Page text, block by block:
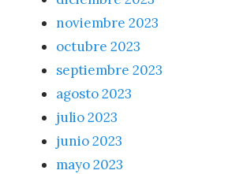
noviembre 2023
octubre 2023
septiembre 2023
agosto 2023
julio 2023
junio 2023
mayo 2023